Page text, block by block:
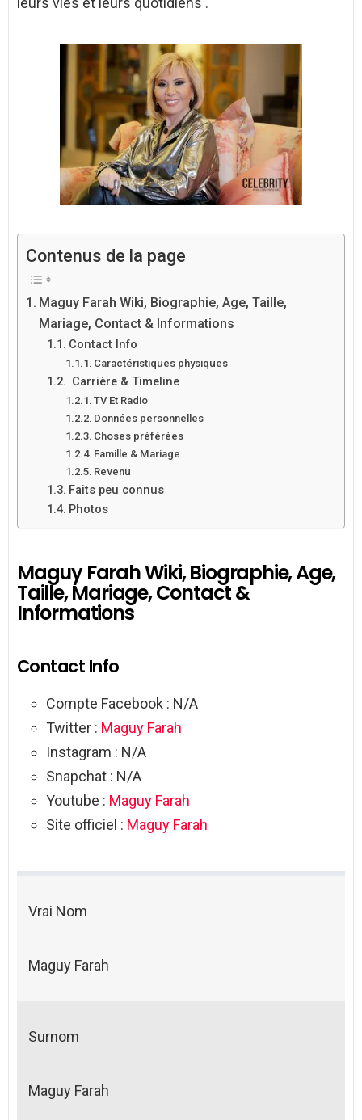
Contenus de la page
Maguy Farah Wiki, Biographie, Age, Taille,
Mariage, Contact & Informations
Contact Info
Caractéristiques physiques
Carrière & Timeline
TV Et Radio
Données personnelles
Choses préférées
Famille & Mariage
Revenu
Faits peu connus
Photos
Maguy Farah Wiki, Biographie, Age,
Taille, Mariage, Contact &
Informations
Contact Info
Compte Facebook : N/A
Twitter : Maguy Farah
Instagram : N/A
Snapchat : N/A
Youtube : Maguy Farah
Site officiel : Maguy Farah
Vrai Nom
Maguy Farah
Surnom
Maguy Farah